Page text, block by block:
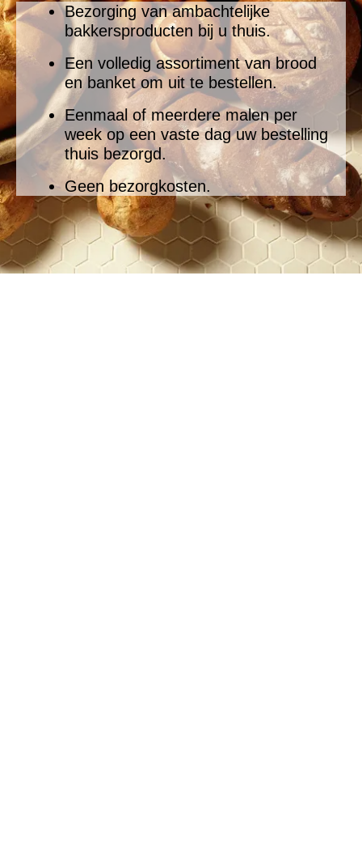
Bezorging van ambachtelijke
bakkersproducten bij u thuis.
Een volledig assortiment van brood
en banket om uit te bestellen.
Eenmaal of meerdere malen per
week op een vaste dag uw bestelling
thuis bezorgd.
Geen bezorgkosten.